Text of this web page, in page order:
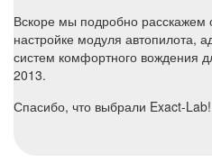
Вскоре мы подробно расскажем
настройке модуля автопилота,
систем комфортного вождения
2013.
Спасибо, что выбрали Exact-Lab!